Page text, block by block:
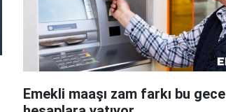
Emekli maaşı zam farkı bu gece